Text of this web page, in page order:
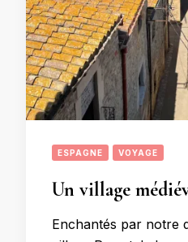
ESPAGNE VOYAGE
Un village
Enchantés par notre